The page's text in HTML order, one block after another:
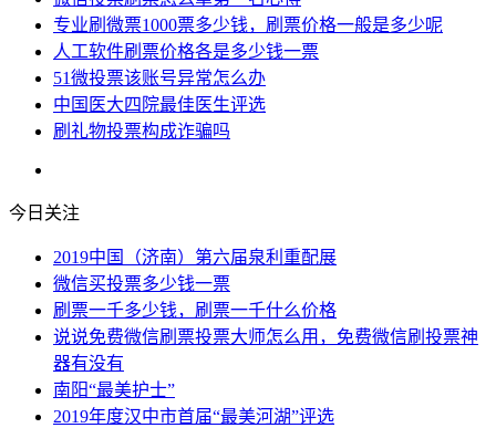
专业刷微票1000票多少钱，刷票价格一般是多少呢
人工软件刷票价格各是多少钱一票
51微投票该账号异常怎么办
中国医大四院最佳医生评选
刷礼物投票构成诈骗吗
今日关注
2019中国（济南）第六届泉利重配展
微信买投票多少钱一票
刷票一千多少钱，刷票一千什么价格
说说免费微信刷票投票大师怎么用，免费微信刷投票神
器有没有
南阳“最美护士”
2019年度汉中市首届“最美河湖”评选